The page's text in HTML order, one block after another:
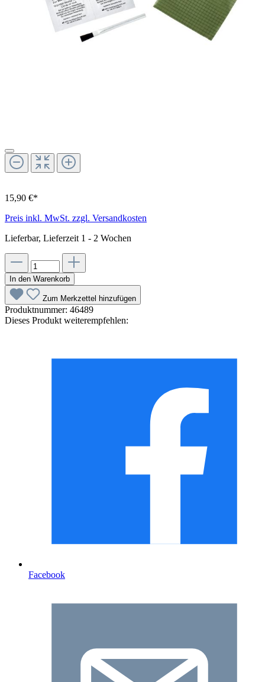
15,90 €*
Preis inkl. MwSt. zzgl. Versandkosten
Lieferbar, Lieferzeit 1 - 2 Wochen
In den Warenkorb
Zum Merkzettel hinzufügen
Produktnummer: 46489
Dieses Produkt weiterempfehlen:
Facebook